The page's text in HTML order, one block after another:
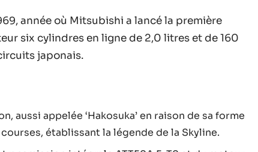
année où Mitsubishi a lancé la première
six cylindres en ligne de 2,0 litres et de 160
japonais.
aussi appelée ‘Hakosuka’ en raison de sa forme
établissant la légende de la Skyline.